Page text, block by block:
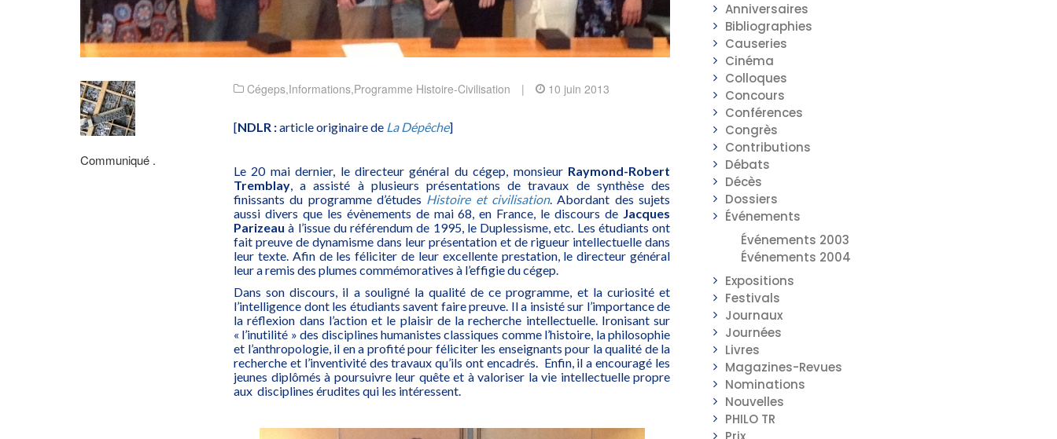
Communiqué .
Cégeps,Informations,Programme Histoire-Civilisation | 10 juin 2013
[NDLR :article originaire de La Dépêche]
Le 20 mai dernier, le directeur général du cégep, monsieur Raymond-Robert
Tremblay , a assisté à plusieurs présentations de travaux de synthèse des
finissants du programme d’études Histoire et civilisation. Abordant des sujets
aussi divers que les évènements de mai 68, en France, le discours de Jacques
Parizeauà l’issue du référendum de 1995, le Duplessisme, etc. Les étudiants ont
fait preuve de dynamisme dans leur présentation et de rigueur intellectuelle dans
leur texte. Afin de les féliciter de leur excellente prestation, le directeur général
leur a remis des plumes commémoratives à l’effigie du cégep.
Dans son discours, il a souligné la qualité de ce programme, et la curiosité et
l’intelligence dont les étudiants savent faire preuve. Il a insisté sur l’importance de
la réflexion dans l’action et le plaisir de la recherche intellectuelle. Ironisant sur
« l’inutilité » des disciplines humanistes classiques comme l’histoire, la philosophie
et l’anthropologie, il en a profité pour féliciter les enseignants pour la qualité de la
recherche et l’inventivité des travaux qu’ils ont encadrés. Enfin, il a encouragé les
jeunes diplômés à poursuivre leur quête et à valoriser la vie intellectuelle propre
aux disciplines érudites qui les intéressent.
Anniversaires
Bibliographies
Causeries
Cinéma
Colloques
Concours
Conférences
Congrès
Contributions
Débats
Décès
Dossiers
Événements
Événements 2003
Événements 2004
Expositions
Festivals
Journaux
Journées
Livres
Magazines-Revues
Nominations
Nouvelles
PHILO TR